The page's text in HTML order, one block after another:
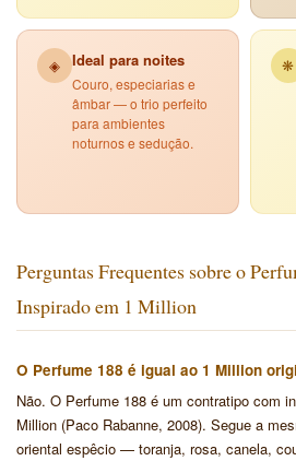
◈ Ideal para noites
Couro, especiarias e
âmbar — o trio perfeito
para ambientes
noturnos e sedução.
❋
Perguntas Frequentes sobre o
Inspirado em 1 Million
O Perfume 188 é igual ao 1 Million
Não. O Perfume 188 é um contratipo com
Million (Paco Rabanne, 2008). Segue a
oriental espêcio — toranja, rosa, canela,